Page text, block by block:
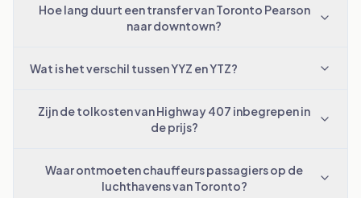
Hoe lang duurt een transfer van Toronto Pearson
naar downtown?
Wat is het verschil tussen YYZ en YTZ?
Zijn de tolkosten van Highway 407 inbegrepen in
de prijs?
Waar ontmoeten chauffeurs passagiers op de
luchthavens van Toronto?